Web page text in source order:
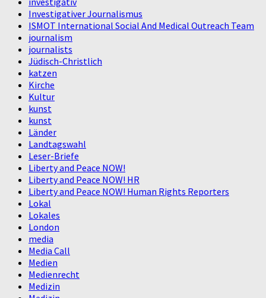
Investigativer Journalismus
ISMOT International Social And Medical Outreach Team
journalism
journalists
Jüdisch-Christlich
katzen
Kirche
Kultur
kunst
kunst
Länder
Landtagswahl
Leser-Briefe
Liberty and Peace NOW!
Liberty and Peace NOW! HR
Liberty and Peace NOW! Human Rights Reporters
Lokal
Lokales
London
media
Media Call
Medien
Medienrecht
Medizin